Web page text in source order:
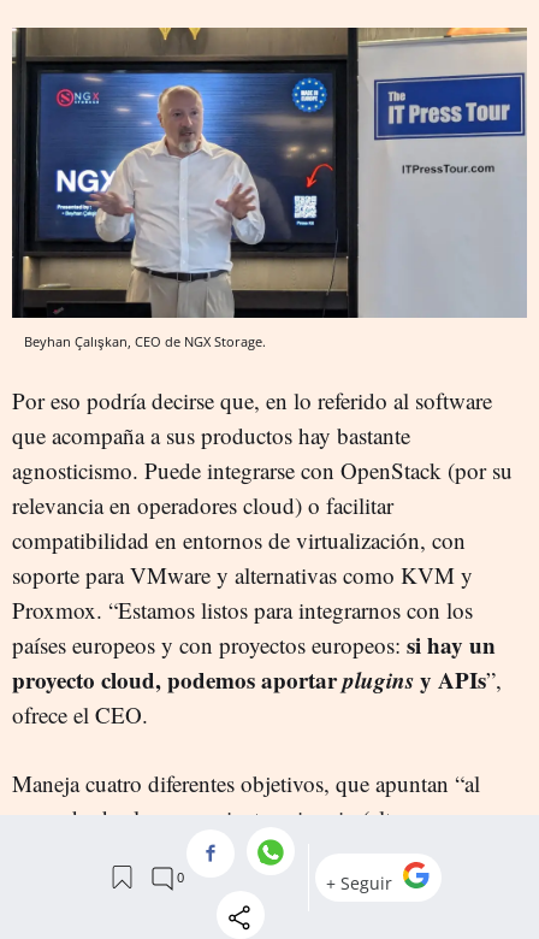
Beyhan Çalışkan, CEO de NGX Storage.
Por eso podría decirse que, en lo referido al software
que acompaña a sus productos hay bastante
agnosticismo. Puede integrarse con OpenStack (por su
relevancia en operadores cloud) o facilitar
compatibilidad en entornos de virtualización, con
soporte para VMware y alternativas como KVM y
Proxmox. “Estamos listos para integrarnos con los
países europeos y con proyectos europeos: si hay un
proyecto cloud, podemos aportarpluginsy APIs”,
ofrece el CEO.
Maneja cuatro diferentes objetivos, que apuntan “al
mercado de almacenamiento primario (alta
disponibilidad) y también al secundario,
archivo y almacenamiento en frío”, con variedad de
configuraciones en las que